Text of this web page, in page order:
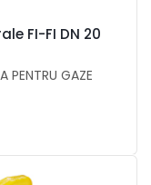
FI-FI DN 20
PENTRU GAZE